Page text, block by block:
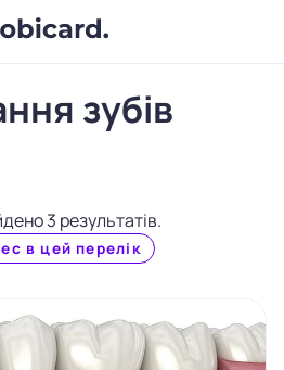
зубів
3 результатів.
в цей перелік